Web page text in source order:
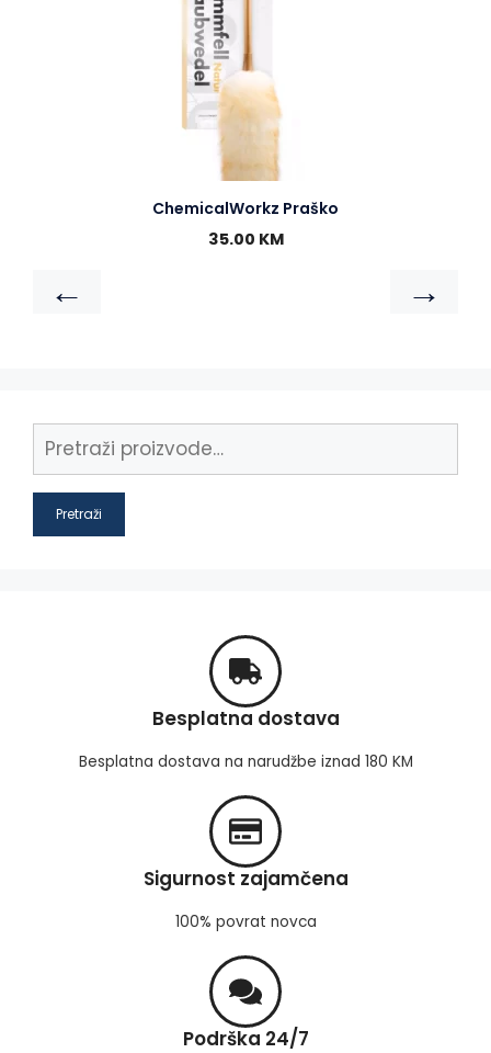
ChemicalWorkz Praško
35.00 KM
← →
Pretraži
Besplatna dostava
Besplatna dostava na narudžbe iznad 180 KM
Sigurnost zajamčena
100% povrat novca
Podrška 24/7